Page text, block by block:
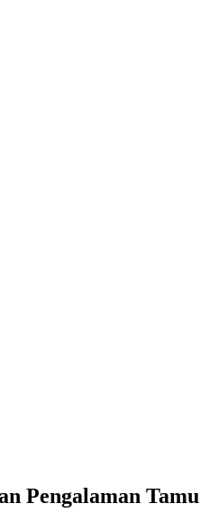
Pengalaman Tamu